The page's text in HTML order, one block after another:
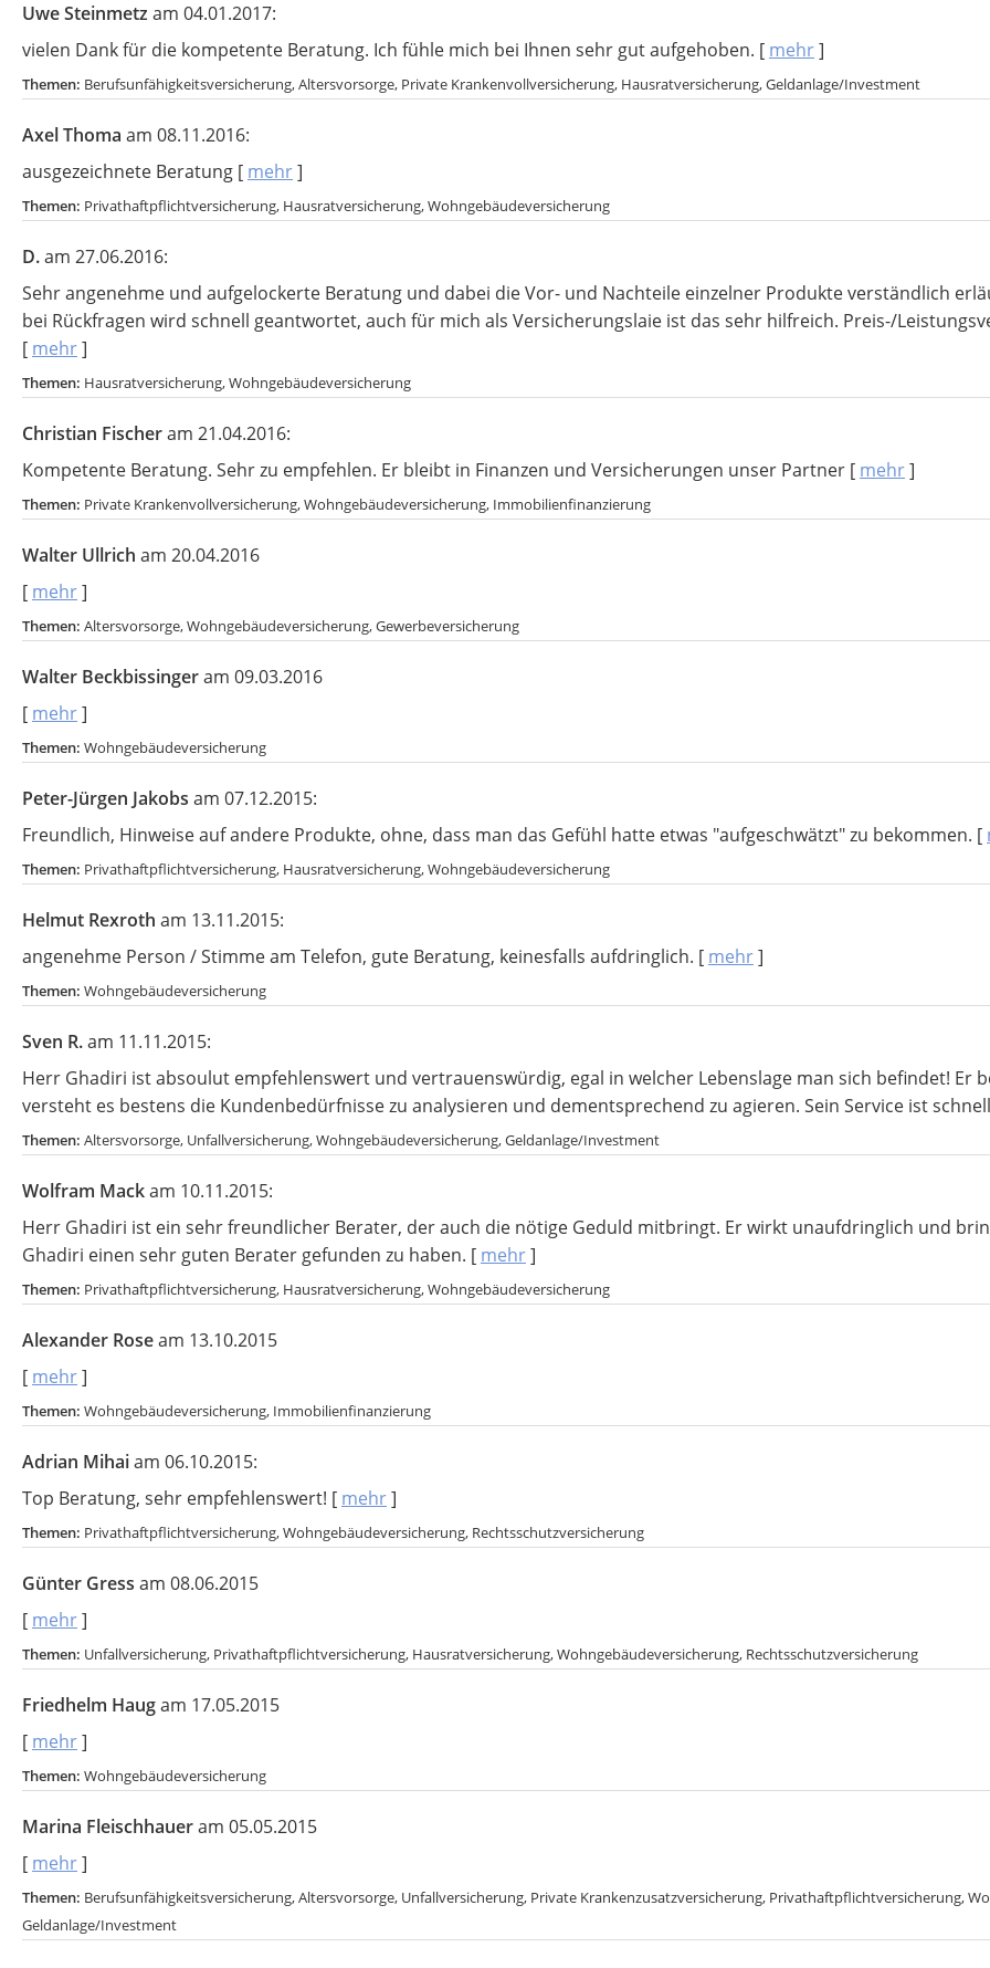
Uwe Steinmetz am 04.01.2017:
vielen Dank für die kompetente Beratung. Ich fühle mich bei Ihnen sehr gut aufgehoben. [ mehr]
Themen: Berufsunfähigkeitsversicherung, Altersvorsorge, Private Krankenvollversicherung, Hausratversicherung, Geldanlage/Investment
Axel Thoma am 08.11.2016:
ausgezeichnete Beratung [ mehr]
Themen: Privathaftpflichtversicherung, Hausratversicherung, Wohngebäudeversicherung
D.am 27.06.2016:
Sehr angenehme und aufgelockerte Beratung und dabei die Vor- und Nachteile einzelner Produkte verständlich
bei Rückfragen wird schnell geantwortet, auch für mich als Versicherungslaie ist das sehr hilfreich. Preis-/
[ mehr]
Themen: Hausratversicherung, Wohngebäudeversicherung
Christian Fischeram 21.04.2016:
Kompetente Beratung. Sehr zu empfehlen. Er bleibt in Finanzen und Versicherungen unser Partner [ mehr]
Themen: Private Krankenvollversicherung, Wohngebäudeversicherung, Immobilienfinanzierung
Walter Ullrich am 20.04.2016
[ mehr]
Themen: Altersvorsorge, Wohngebäudeversicherung, Gewerbeversicherung
Walter Beckbissingeram 09.03.2016
[ mehr]
Themen: Wohngebäudeversicherung
Peter-Jürgen Jakobs am 07.12.2015:
Freundlich, Hinweise auf andere Produkte, ohne, dass man das Gefühl hatte etwas "aufgeschwätzt" zu bekommen. [
Themen: Privathaftpflichtversicherung, Hausratversicherung, Wohngebäudeversicherung
Helmut Rexroth am 13.11.2015:
angenehme Person / Stimme am Telefon, gute Beratung, keinesfalls aufdringlich. [ mehr]
Themen: Wohngebäudeversicherung
Sven R.am 11.11.2015:
Herr Ghadiri ist absoulut empfehlenswert und vertrauenswürdig, egal in welcher Lebenslage man sich befindet!
versteht es bestens die Kundenbedürfnisse zu analysieren und dementsprechend zu agieren. Sein Service ist
Themen: Altersvorsorge, Unfallversicherung, Wohngebäudeversicherung, Geldanlage/Investment
Wolfram Mackam 10.11.2015:
Herr Ghadiri ist ein sehr freundlicher Berater, der auch die nötige Geduld mitbringt. Er wirkt unaufdringlich und
Ghadiri einen sehr guten Berater gefunden zu haben. [ mehr]
Themen: Privathaftpflichtversicherung, Hausratversicherung, Wohngebäudeversicherung
Alexander Roseam 13.10.2015
[ mehr]
Themen: Wohngebäudeversicherung, Immobilienfinanzierung
Adrian Mihaiam 06.10.2015:
Top Beratung, sehr empfehlenswert! [ mehr]
Themen: Privathaftpflichtversicherung, Wohngebäudeversicherung, Rechtsschutzversicherung
Günter Gress am 08.06.2015
[ mehr]
Themen: Unfallversicherung, Privathaftpflichtversicherung, Hausratversicherung, Wohngebäudeversicherung, Rechtsschutzversicherung
Friedhelm Haugam 17.05.2015
[ mehr]
Themen: Wohngebäudeversicherung
Marina Fleischhaueram 05.05.2015
[ mehr]
Themen: Berufsunfähigkeitsversicherung, Altersvorsorge, Unfallversicherung, Private Krankenzusatzversicherung, Privathaftpflichtversicherung,
Geldanlage/Investment